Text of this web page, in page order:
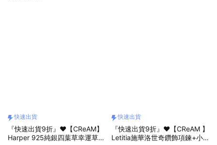
快速出貨
『快速出貨9折』❤️【CReAM】
Harper 925純銀四葉草幸運草滿
快速出貨
『快速出貨9折』❤️【CReAM 】
Letitia施華洛世奇鑽飾項鍊+小